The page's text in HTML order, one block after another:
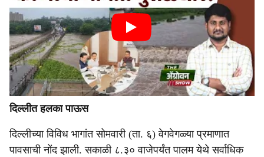
दिल्लीत हलका पाऊस
दिल्लीच्या विविध भागांत सोमवारी (ता. ६) वेगवेगळ्या प्रमाणात
पावसाची नोंद झाली. सकाळी ८.३० वाजेपर्यंत पालम येथे सर्वाधिक